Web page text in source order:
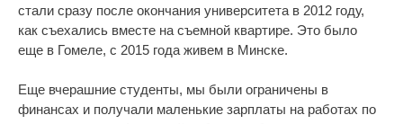
стали сразу после окончания университета в 2012 году,
как съехались вместе на съемной квартире. Это было
еще в Гомеле, с 2015 года живем в Минске.
Еще вчерашние студенты, мы были ограничены в
финансах и получали маленькие зарплаты на работах по